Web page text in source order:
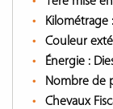
Kilométrage :
Couleur
Énergie :
Nombre de
Chevaux